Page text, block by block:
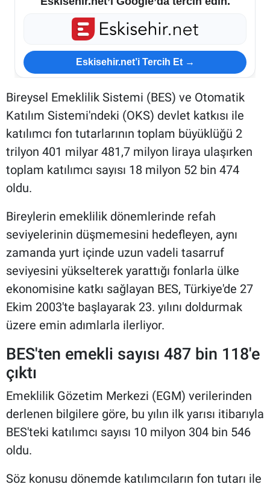
Eskisehir.net’i Tercih Et →
Bireysel Emeklilik Sistemi (BES) ve Otomatik
Katılım Sistemi'ndeki (OKS) devlet katkısı ile
katılımcı fon tutarlarının toplam büyüklüğü 2
trilyon 401 milyar 481,7 milyon liraya ulaşırken
toplam katılımcı sayısı 18 milyon 52 bin 474
oldu.
Bireylerin emeklilik dönemlerinde refah
seviyelerinin düşmemesini hedefleyen, aynı
zamanda yurt içinde uzun vadeli tasarruf
seviyesini yükselterek yarattığı fonlarla ülke
ekonomisine katkı sağlayan BES, Türkiye'de 27
Ekim 2003'te başlayarak 23. yılını doldurmak
üzere emin adımlarla ilerliyor.
BES'ten emekli sayısı 487 bin 118'e
çıktı
Emeklilik Gözetim Merkezi (EGM) verilerinden
derlenen bilgilere göre, bu yılın ilk yarısı itibarıyla
BES'teki katılımcı sayısı 10 milyon 304 bin 546
oldu.
Söz konusu dönemde katılımcıların fon tutarı ile